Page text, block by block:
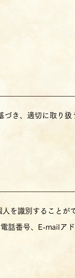
づき、適切に取り
を識別することが
話番号、E-mailア